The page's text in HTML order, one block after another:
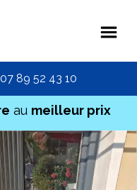
07 89 52 43 10
au meilleur prix